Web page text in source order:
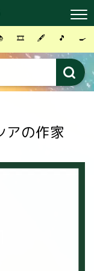
🎞 🖋 🎵 🍳
アの作家